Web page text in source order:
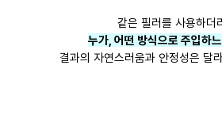
같은 필러를 사용하더
누가, 어떤 방식으로 주입하
결과의 자연스러움과 안정성은 달